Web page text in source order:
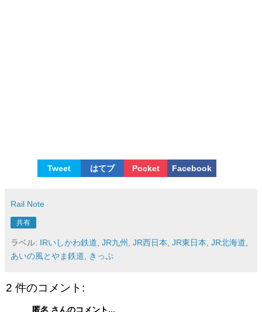
Tweet はてブ Pocket Facebook
Rail Note
共有
ラベル: IRいしかわ鉄道 JR九州 JR西日本 JR東日本 JR北海道
あいの風とやま鉄道
きっぷ
2 件のコメント:
匿名 さんのコメント...